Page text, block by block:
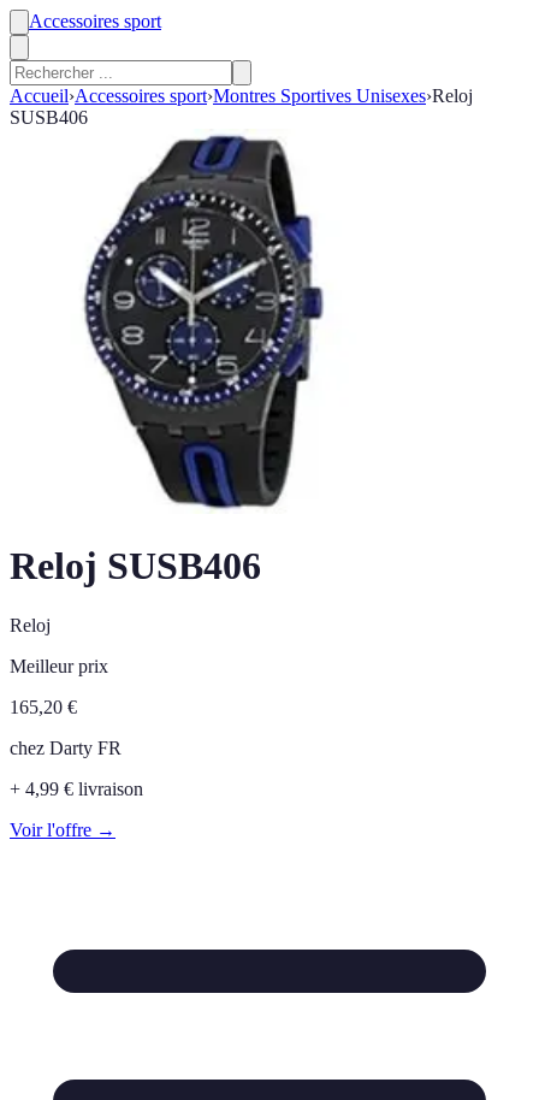
Accessoires sport
Accueil›Accessoires sport›Montres Sportives Unisexes›Reloj
SUSB406
Reloj SUSB406
Reloj
Meilleur prix
165,20 €
chez Darty FR
+ 4,99 € livraison
Voir l'offre →